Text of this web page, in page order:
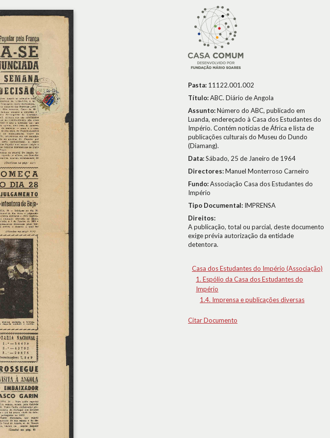
Pasta: 11122.001.002
Título:ABC. Diário de Angola
Assunto:Número do ABC, publicado em
Luanda, endereçado à Casa dos Estudantes do
Império. Contém notícias de África e lista de
publicações culturais do Museu do Dundo
(Diamang).
Data:Sábado, 25 de Janeiro de 1964
Directores:Manuel Monterroso Carneiro
Fundo:Associação Casa dos Estudantes do
Império
Tipo Documental: IMPRENSA
Direitos:
A publicação, total ou parcial, deste documento
exige prévia autorização da entidade
detentora.
Casa dos Estudantes do Império (Associação)
1. Espólio da Casa dos Estudantes do
Império
1.4. Imprensa e publicações diversas
Citar Documento